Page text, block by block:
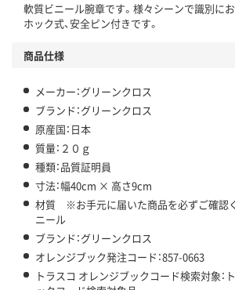
軟質ビニール腕章です。様々シーンで識別に
ホック式、安全ピン付きです。
商品仕様
メーカー：グリーンクロス
ブランド：グリーンクロス
原産国：日本
質量：２０ｇ
種類：品質証明員
寸法：幅40cm × 高さ9cm
材質 ※お手元に届いた商品を必ずご確認
ニール
ブランド：グリーンクロス
オレンジブック発注コード：857-0663
トラスコ オレンジブックコード検索対象：